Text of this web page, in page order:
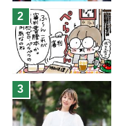
予防法
2
3